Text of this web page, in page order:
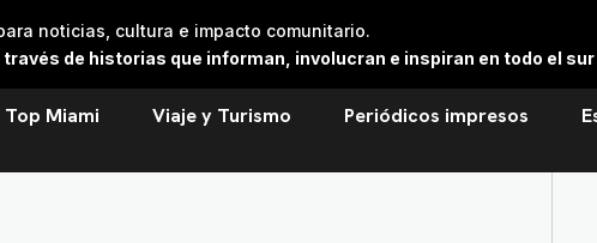
noticias, cultura e impacto comunitario.
de historias que informan, involucran e inspiran en todo el sur
Top Miami Viaje y Turismo Periódicos impresos